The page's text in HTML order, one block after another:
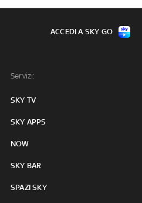
Servizi:
SKY TV
SKY APPS
NOW
SKY BAR
SPAZI SKY
ACCEDI A SKY GO